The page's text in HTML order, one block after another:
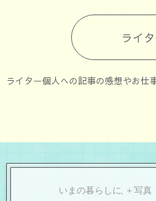
ライ
ライター個人への記事の感想やお仕